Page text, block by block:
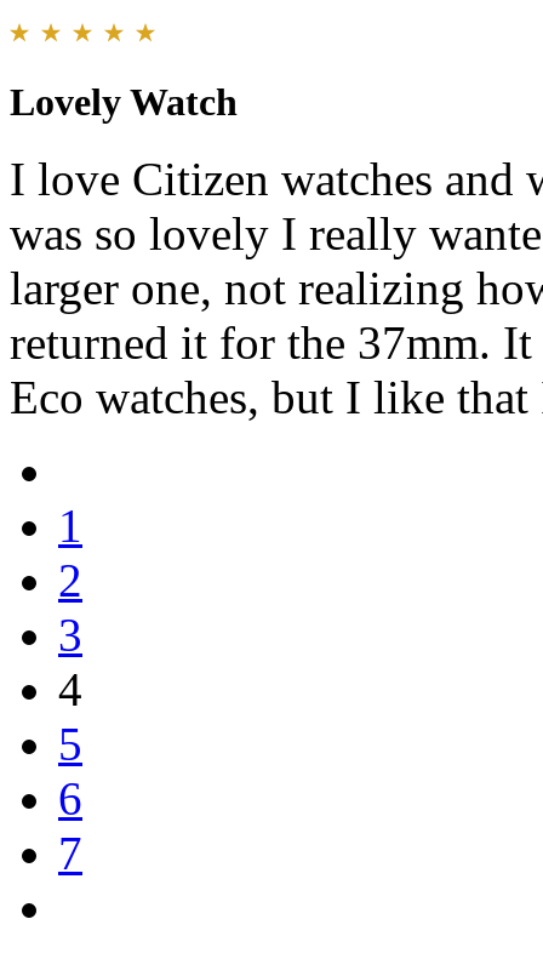
Lovely Watch
I love Citizen watches and
was so lovely I really
larger one, not realizing
returned it for the 37mm.
Eco watches, but I like
1
2
3
4
5
6
7